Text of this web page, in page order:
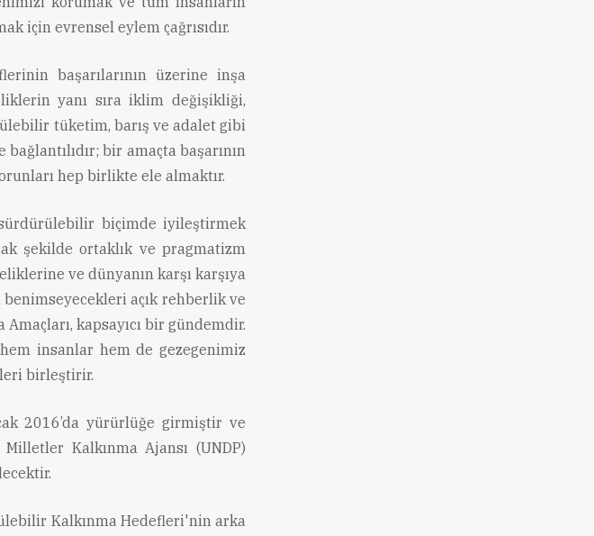
için evrensel eylem çağrısıdır.
başarılarının üzerine inşa
yanı sıra iklim değişikliği,
tüketim, barış ve adalet gibi
bir amaçta başarının
hep birlikte ele almaktır.
biçimde iyileştirmek
şekilde ortaklık ve pragmatizm
ve dünyanın karşı karşıya
açık rehberlik ve
kapsayıcı bir gündemdir.
insanlar hem de gezegenimiz
birleştirir.
2016’da yürürlüğe girmiştir ve
Kalkınma Ajansı (UNDP)
Kalkınma Hedefleri'nin arka